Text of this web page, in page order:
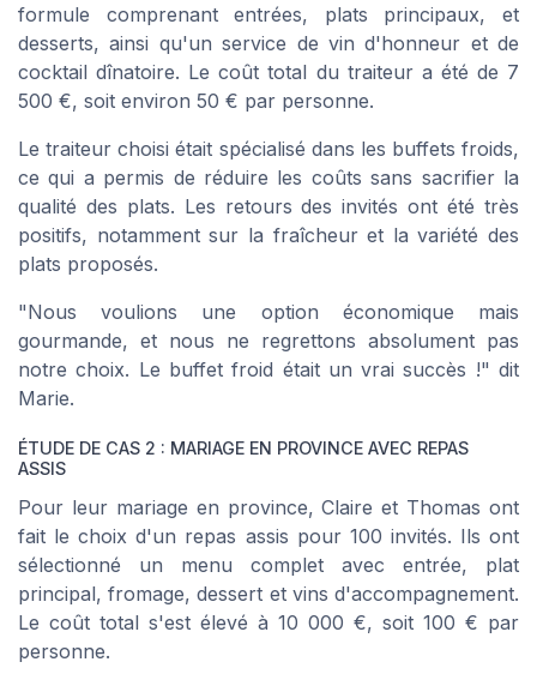
formule comprenant entrées, plats principaux, et
desserts, ainsi qu'un service de vin d'honneur et de
cocktail dînatoire. Le coût total du traiteur a été de 7
500 €, soit environ 50 € par personne.
Le traiteur choisi était spécialisé dans les buffets froids,
ce qui a permis de réduire les coûts sans sacrifier la
qualité des plats. Les retours des invités ont été très
positifs, notamment sur la fraîcheur et la variété des
plats proposés.
"Nous voulions une option économique mais
gourmande, et nous ne regrettons absolument pas
notre choix. Le buffet froid était un vrai succès !" dit
Marie.
ÉTUDE DE CAS 2 : MARIAGE EN PROVINCE AVEC REPAS
ASSIS
Pour leur mariage en province, Claire et Thomas ont
fait le choix d'un repas assis pour 100 invités. Ils ont
sélectionné un menu complet avec entrée, plat
principal, fromage, dessert et vins d'accompagnement.
Le coût total s'est élevé à 10 000 €, soit 100 € par
personne.